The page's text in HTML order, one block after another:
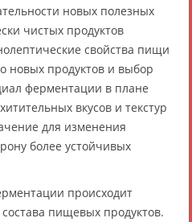
новых полезных
чистых продуктов
свойства пищи
новых продуктов и выбор
ферментации в плане
вкусов и текстур
для изменения
более устойчивых
происходит
пищевых продуктов.